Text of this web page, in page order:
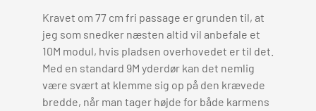
Kravet om 77 cm fri passage er grunden til, at
jeg som snedker næsten altid vil anbefale et
10M modul, hvis pladsen overhovedet er til det.
Med en standard 9M yderdør kan det nemlig
være svært at klemme sig op på den krævede
bredde, når man tager højde for både karmens